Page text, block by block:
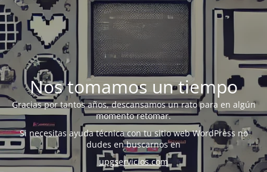
Nos tomamos un tiempo
Gracias por tantos años, descansamos un rato para en algún
momento retomar.
Si necesitas ayuda técnica con tu sitio web WordPress no
dudes en buscarnos en
upgservicios.com